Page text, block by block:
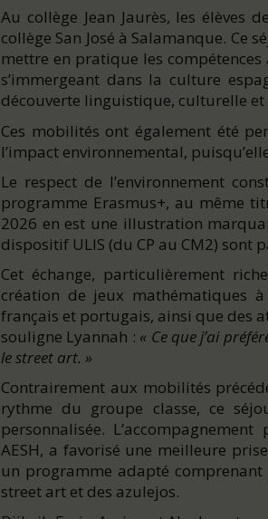
Au collège Jean Jaurès, les élèves
collège San José à Salamanque.
mettre en pratique les
s’immergeant dans la culture
découverte linguistique, culturelle
Ces mobilités ont également été
l’impact environnemental,
Le respect de l’environnement
programme Erasmus+, au même
2026 en est une illustration
dispositif ULIS (du CP au CM2) sont
Cet échange, particulièrement
création de jeux mathématiques
français et portugais, ainsi que des
souligne Lyannah : « Ce que j’ai
le street art. »
Contrairement aux mobilités
rythme du groupe classe, ce
personnalisée.
AESH, a favorisé une meilleure
un programme adapté
street art et des azulejos.